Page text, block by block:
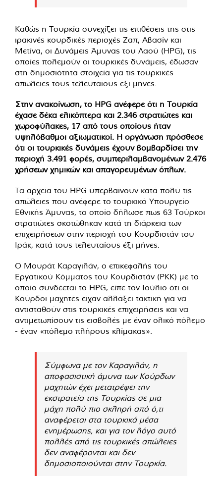
Καθώς η Τουρκία συνεχίζει τις επιθέσεις της στις
ιρακινές κουρδικές περιοχές Ζαπ, Αβασίν και
Μετίνα, οι Δυνάμεις Άμυνας του Λαού (HPG), τις
οποίες πολεμούν οι τουρκικές δυνάμεις, έδωσαν
στη δημοσιότητα στοιχεία για τις τουρκικές
απώλειες τους τελευταίους έξι μήνες.
Στην ανακοίνωση, το HPG ανέφερε ότι η Τουρκία
έχασε δέκα ελικόπτερα και 2.346 στρατιώτες και
χωροφύλακες, 17 από τους οποίους ήταν
υψηλόβαθμοι αξιωματικοί. Η οργάνωση πρόσθεσε
ότι οι τουρκικές δυνάμεις έχουν βομβαρδίσει την
περιοχή 3.491 φορές, συμπεριλαμβανομένων 2.476
χρήσεων χημικών και απαγορευμένων όπλων.
Τα αρχεία του HPG υπερβαίνουν κατά πολύ τις
απώλειες που ανέφερε το τουρκικό Υπουργείο
Εθνικής Άμυνας, το οποίο δήλωσε πως 63 Τούρκοι
στρατιώτες σκοτώθηκαν κατά τη διάρκεια των
επιχειρήσεων στην περιοχή του Κουρδιστάν του
Ιράκ, κατά τους τελευταίους έξι μήνες.
Ο Μουράτ Καραγιλάν, ο επικεφαλής του
Εργατικού Κόμματος του Κουρδιστάν (PKK) με το
οποίο συνδέεται το HPG, είπε τον Ιούλιο ότι οι
Κούρδοι μαχητές είχαν αλλάξει τακτική για να
αντισταθούν στις τουρκικές επιχειρήσεις και να
αντιμετωπίσουν τις εισβολές με έναν ολικό πόλεμο
- έναν «πόλεμο πλήρους κλίμακας».
Σύμφωνα με τον Καραγιλάν, η
αποφασιστική άμυνα των Κούρδων
μαχητών έχει μετατρέψει την
εκστρατεία της Τουρκίας σε μια
μάχη πολύ πιο σκληρή από ό,τι
αναφέρεται στα τουρκικά μέσα
ενημέρωσης, και για τον λόγο αυτό
πολλές από τις τουρκικές απώλειες
δεν αναφέρονται και δεν
δημοσιοποιούνται στην Τουρκία.